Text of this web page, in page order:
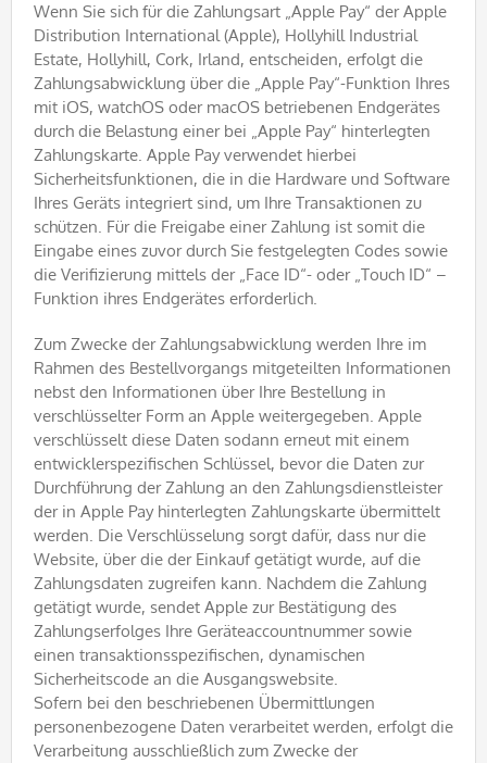
Wenn Sie sich für die Zahlungsart „Apple Pay“ der Apple
Distribution International (Apple), Hollyhill Industrial
Estate, Hollyhill, Cork, Irland, entscheiden, erfolgt die
Zahlungsabwicklung über die „Apple Pay“-Funktion Ihres
mit iOS, watchOS oder macOS betriebenen Endgerätes
durch die Belastung einer bei „Apple Pay“ hinterlegten
Zahlungskarte. Apple Pay verwendet hierbei
Sicherheitsfunktionen, die in die Hardware und Software
Ihres Geräts integriert sind, um Ihre Transaktionen zu
schützen. Für die Freigabe einer Zahlung ist somit die
Eingabe eines zuvor durch Sie festgelegten Codes sowie
die Verifizierung mittels der „Face ID“- oder „Touch ID“ –
Funktion ihres Endgerätes erforderlich.
Zum Zwecke der Zahlungsabwicklung werden Ihre im
Rahmen des Bestellvorgangs mitgeteilten Informationen
nebst den Informationen über Ihre Bestellung in
verschlüsselter Form an Apple weitergegeben. Apple
verschlüsselt diese Daten sodann erneut mit einem
entwicklerspezifischen Schlüssel, bevor die Daten zur
Durchführung der Zahlung an den Zahlungsdienstleister
der in Apple Pay hinterlegten Zahlungskarte übermittelt
werden. Die Verschlüsselung sorgt dafür, dass nur die
Website, über die der Einkauf getätigt wurde, auf die
Zahlungsdaten zugreifen kann. Nachdem die Zahlung
getätigt wurde, sendet Apple zur Bestätigung des
Zahlungserfolges Ihre Geräteaccountnummer sowie
einen transaktionsspezifischen, dynamischen
Sicherheitscode an die Ausgangswebsite.
Sofern bei den beschriebenen Übermittlungen
personenbezogene Daten verarbeitet werden, erfolgt die
Verarbeitung ausschließlich zum Zwecke der